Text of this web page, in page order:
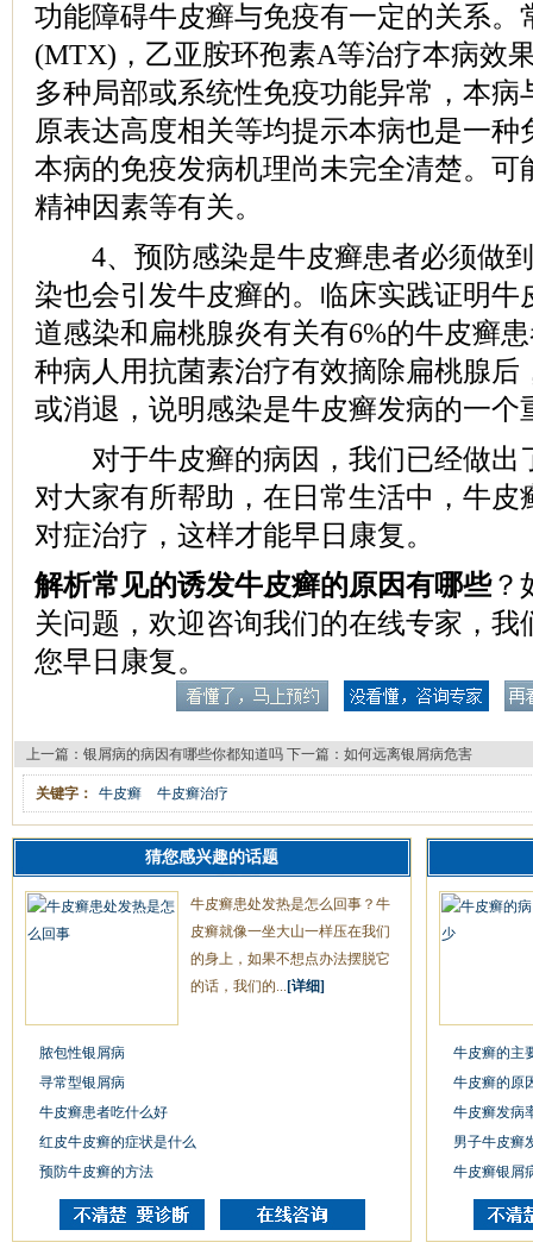
功能障碍牛皮癣与免疫有一定的关系。
(MTX)，乙亚胺环孢素A等治疗本病效
多种局部或系统性免疫功能异常，本病
原表达高度相关等均提示本病也是一种
本病的免疫发病机理尚未完全清楚。可
精神因素等有关。
4、预防感染是牛皮癣患者必须做到
染也会引发牛皮癣的。临床实践证明牛
道感染和扁桃腺炎有关有6%的牛皮癣
种病人用抗菌素治疗有效摘除扁桃腺后
或消退，说明感染是牛皮癣发病的一个
对于牛皮癣的病因，我们已经做出
对大家有所帮助，在日常生活中，牛皮
对症治疗，这样才能早日康复。
解析常见的诱发牛皮癣的原因有哪些？
关问题，欢迎咨询我们的在线专家，我
您早日康复。
上一篇： 银屑病的病因有哪些你都知道吗 下一篇： 如何远离银屑病危害
关键字： 牛皮癣 牛皮癣治疗
猜您感兴趣的话题
牛皮癣患处发热是怎么回事？牛
皮癣就像一坐大山一样压在我们
的身上，如果不想点办法摆脱它
的话，我们的... [详细]
脓包性银屑病
寻常型银屑病
牛皮癣患者吃什么好
红皮牛皮癣的症状是什么
预防牛皮癣的方法
牛皮癣的主
牛皮癣的原
牛皮癣发病
男子牛皮癣
牛皮癣银屑